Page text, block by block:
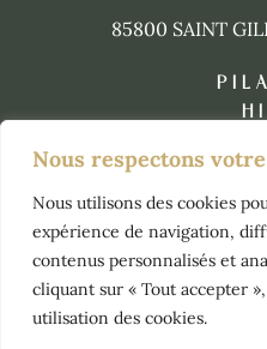
Nous respectons
Nous utilisons des cookies
expérience de navigation,
contenus personnalisés et
cliquant sur « Tout accepter
utilisation des cookies.
85800 SAINT